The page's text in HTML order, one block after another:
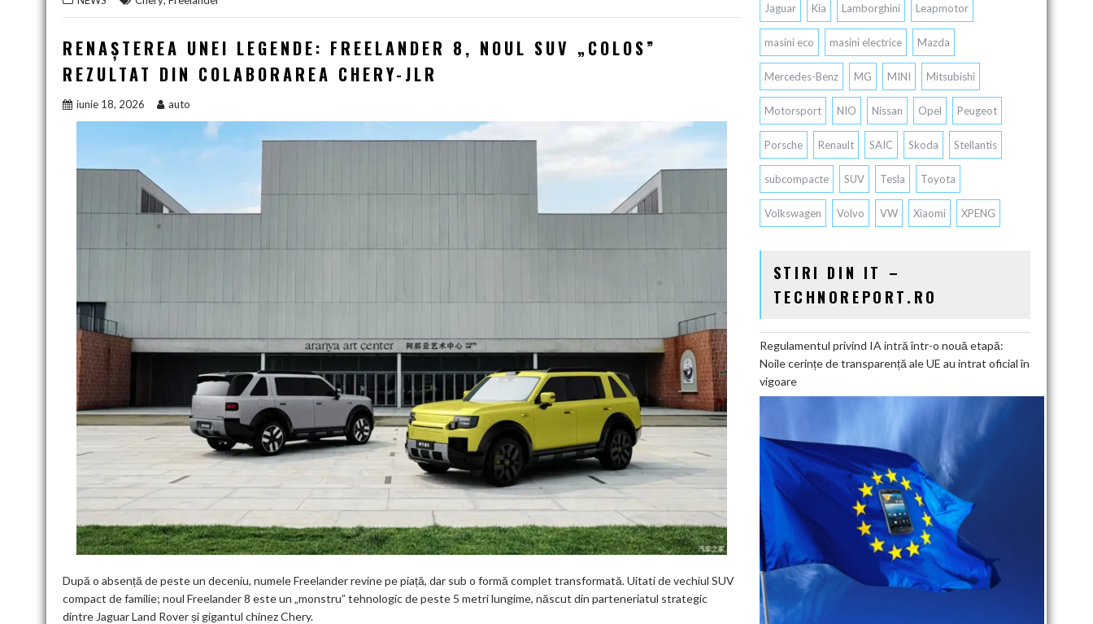
RENAȘTEREA UNEI LEGENDE: FREELANDER 8, NOUL SUV „COLOS”
REZULTAT DIN COLABORAREA CHERY-JLR
iunie 18, 2026 auto
După o absență de peste un deceniu, numele Freelander revine pe piață, dar sub o formă complet transformată. Uitati de vechiul SUV
compact de familie; noul Freelander 8 este un „monstru” tehnologic de peste 5 metri lungime, născut din parteneriatul strategic
dintre Jaguar Land Rover și gigantul chinez Chery.
Jaguar Kia Lamborghini Leapmotor
masini eco masini electrice Mazda
Mercedes-Benz MG MINI Mitsubishi
Motorsport NIO Nissan Opel Peugeot
Porsche Renault SAIC Skoda Stellantis
subcompacte SUV Tesla Toyota
Volkswagen Volvo VW Xiaomi XPENG
STIRI DIN IT –
TECHNOREPORT.RO
Regulamentul privind IA intră într-o nouă etapă:
Noile cerințe de transparență ale UE au intrat oficial în
vigoare